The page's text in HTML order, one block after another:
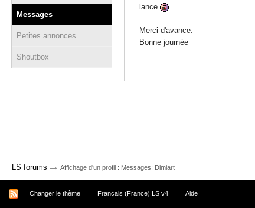
Messages
Petites annonces
Shoutbox
lance
Merci d'avance.
Bonne journée
LS forums → Affichage d'un profil : Messages: Dimiart
Changer le thème Français (France) LS v4 Aide